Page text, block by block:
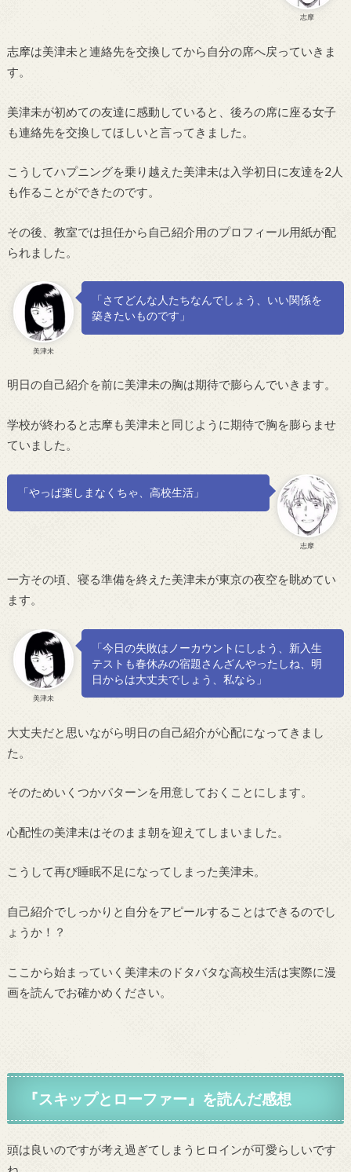
志摩
志摩は美津未と連絡先を交換してから自分の席へ戻っていきま
す。
美津未が初めての友達に感動していると、後ろの席に座る女子
も連絡先を交換してほしいと言ってきました。
こうしてハプニングを乗り越えた美津未は入学初日に友達を2人
も作ることができたのです。
その後、教室では担任から自己紹介用のプロフィール用紙が配
られました。
美津未
「さてどんな人たちなんでしょう、いい関係を
築きたいものです」
明日の自己紹介を前に美津未の胸は期待で膨らんでいきます。
学校が終わると志摩も美津未と同じように期待で胸を膨らませ
ていました。
志摩
「やっぱ楽しまなくちゃ、高校生活」
一方その頃、寝る準備を終えた美津未が東京の夜空を眺めてい
ます。
美津未
「今日の失敗はノーカウントにしよう、新入生
テストも春休みの宿題さんざんやったしね、明
日からは大丈夫でしょう、私なら」
大丈夫だと思いながら明日の自己紹介が心配になってきまし
た。
そのためいくつかパターンを用意しておくことにします。
心配性の美津未はそのまま朝を迎えてしまいました。
こうして再び睡眠不足になってしまった美津未。
自己紹介でしっかりと自分をアピールすることはできるのでし
ょうか！？
ここから始まっていく美津未のドタバタな高校生活は実際に漫
画を読んでお確かめください。
『スキップとローファー 』 を読んだ感想
頭は良いのですが考え過ぎてしまうヒロインが可愛らしいです